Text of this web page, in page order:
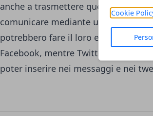
Cookie
anche a trasmettere quel senso di
comunicare mediante un semplice
potrebbero fare il loro esordio
Facebook, mentre Twitter sta
poter inserire nei messaggi e nei